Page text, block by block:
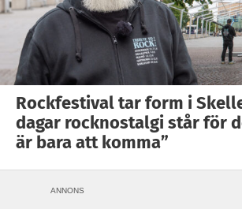
Rockfestival tar form i
dagar rocknostalgi står för
är bara att komma”
ANNONS